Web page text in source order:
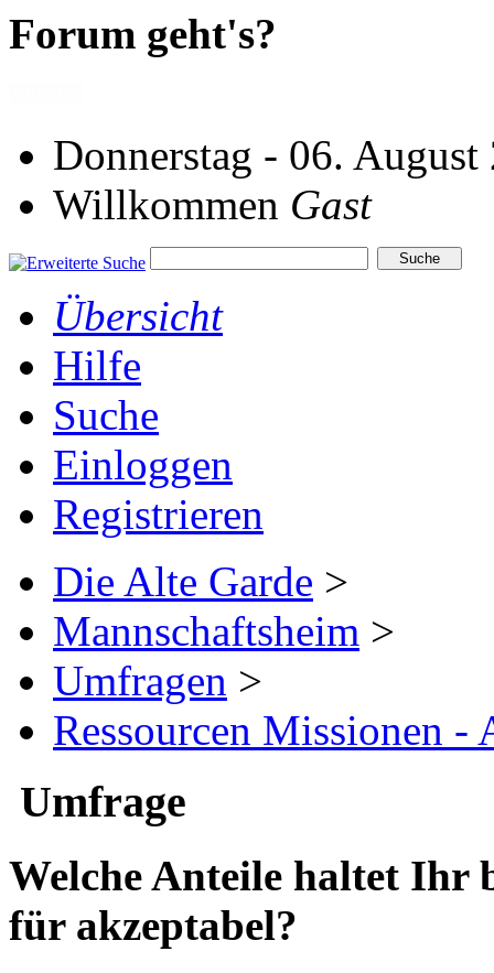
Forum geht's?
Donnerstag - 06.
Willkommen Gast
Übersicht
Hilfe
Suche
Einloggen
Registrieren
Die Alte Garde >
Mannschaftsheim >
Umfragen >
Ressourcen Missionen -
Umfrage
Welche Anteile haltet Ihr
für akzeptabel?